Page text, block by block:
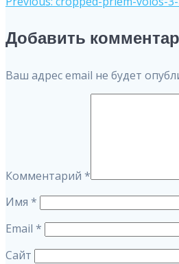
Навигация
по
записям
Добавить
Ваш адрес email не будет
Комментарий *
Имя *
Email *
Сайт